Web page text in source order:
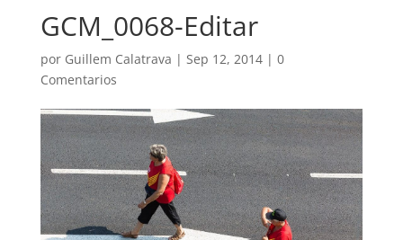
GCM_0068-Editar
por Guillem Calatrava | Sep 12, 2014| 0
Comentarios